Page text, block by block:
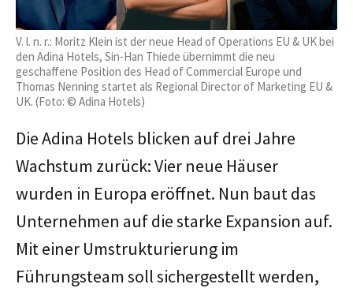
V. l. n. r.: Moritz Klein ist der neue Head of Operations EU & UK bei
den Adina Hotels, Sin-Han Thiede übernimmt die neu
geschaffene Position des Head of Commercial Europe und
Thomas Nenning startet als Regional Director of Marketing EU &
UK. (Foto: © Adina Hotels)
Die Adina Hotels blicken auf drei Jahre
Wachstum zurück: Vier neue Häuser
wurden in Europa eröffnet. Nun baut das
Unternehmen auf die starke Expansion auf.
Mit einer Umstrukturierung im
Führungsteam soll sichergestellt werden,